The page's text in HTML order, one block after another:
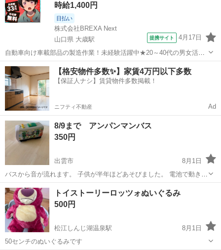
時給1,400円
日払い
株式会社BREXA Next
山口県 大歳駅
提携サイト 4月17日
自動車向け車載部品の製造作業！未経験活躍中★20～40代の男女活躍
中！友達同士での応募OK！備品付きワンルーム寮費無料！赴任旅費会
社負担！生活支援物資事前対応可◎格安食堂利用可！年間休日135日
♪《山口県山口市》 人気の工...
山口 山口市 大歳駅 その他
【格安物件多数✨】家賃4万円以下多数
【保証人ナシ】賃貸物件多数掲載！
ニフティ不動産 Ad
8/9まで アンパンマンバス
350円
出雲市
8月1日
バスから音が流れます。 子供が半年ほどあそびました。 電池で動きま
す。 ☆お取り置きは致しません。 ☆基本出品から1ヶ月で削除予定で
す。 ☆自宅保管品、USED品です。喫煙者、ペットはいません。サイ
ズ、汚れ等の確認は素人...
島根 出雲市 おもちゃ
トイストーリーロッツォぬいぐるみ
500円
松江しんじ湖温泉駅
8月1日
50センチのぬいぐるみです